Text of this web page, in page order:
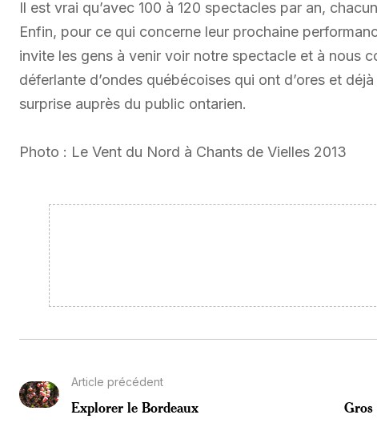
Il est vrai qu’avec 100 à 120 spectacles par an,
Enfin, pour ce qui concerne leur prochaine
invite les gens à venir voir notre spectacle et à nous
déferlante d’ondes québécoises qui ont d’ores et
surprise auprès du public ontarien.
Photo : Le Vent du Nord à Chants de Vielles 2013
Article précédent
Explorer le Bordeaux Gros